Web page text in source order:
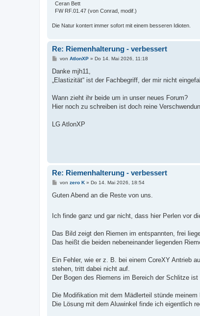
Ceran Bett
FW RF.01.47 (von Conrad, modif.)
Die Natur kontert immer sofort mit einem besseren Idioten.
Re: Riemenhalterung - verbessert
B
i
r
von AtlonXP» Do 14. Mai 2026, 11:18
Danke mjh11,
„Elastizität“ ist der Fachbegriff, der mir nicht
Wann zieht ihr beide um in unser neues Forum?
Hier noch zu schreiben ist doch reine
LG AtlonXP
Re: Riemenhalterung - verbessert
B
i
g
von zero K» Do 14. Mai 2026, 18:54
Guten Abend an die Reste von uns.
Ich finde ganz und gar nicht, dass hier Perlen vor
Das Bild zeigt den Riemen im entspannten, frei
Das heißt die beiden nebeneinander liegenden
Ein Fehler, wie er z. B. bei einem CoreXY Antrieb
stehen, tritt dabei nicht auf.
Der Bogen des Riemens im Bereich der Schlitze
Die Modifikation mit dem Mädlerteil stünde
Die Lösung mit dem Aluwinkel finde ich eigentlich